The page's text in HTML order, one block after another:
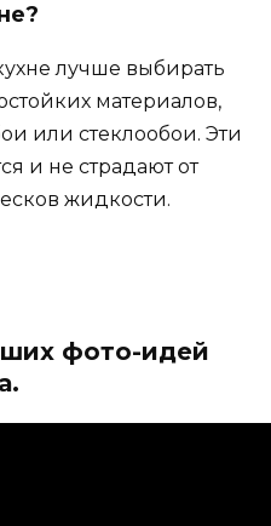
лучше выбирать
материалов,
или стеклообои. Эти
и не страдают от
жидкости.
фото-идей